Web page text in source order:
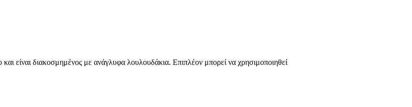
είναι διακοσμημένος με ανάγλυφα λουλουδάκια. Επιπλέον μπορεί να χρησιμοποιηθεί